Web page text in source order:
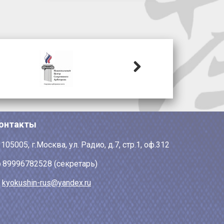
г.Москва, ул. Радио, д.7, стр.1, оф.312
89996782528 (секретарь)
kyokushin-rus@yandex.ru